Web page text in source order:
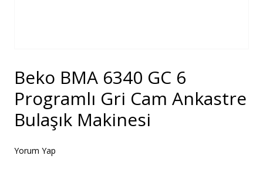
Beko BMA 6340 GC 6
Programlı Gri Cam Ankastre
Bulaşık Makinesi
Yorum Yap